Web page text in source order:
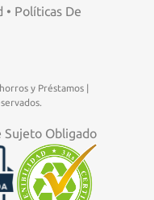
• Políticas De
y Préstamos |